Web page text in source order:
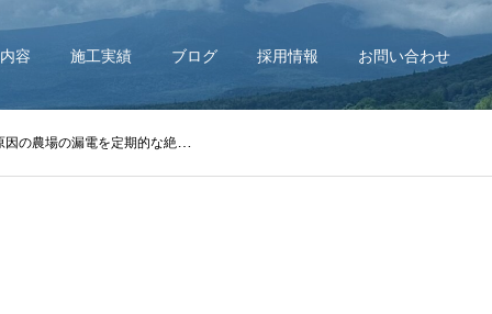
容 施工実績 ブログ 採用情報 お問い合わせ
な絶縁抵抗測定で早期発見する方法